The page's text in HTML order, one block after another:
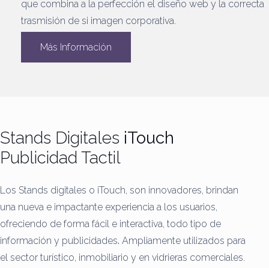
que combina a la perfección el diseño web y la correcta
trasmisión de si imagen corporativa.
Más Información
Stands Digitales iTouch
Publicidad Tactil
Los Stands digitales o iTouch, son innovadores, brindan
una nueva e impactante experiencia a los usuarios,
ofreciendo de forma fácil e interactiva, todo tipo de
información y publicidades. Ampliamente utilizados para
el sector turístico, inmobiliario y en vidrieras comerciales.